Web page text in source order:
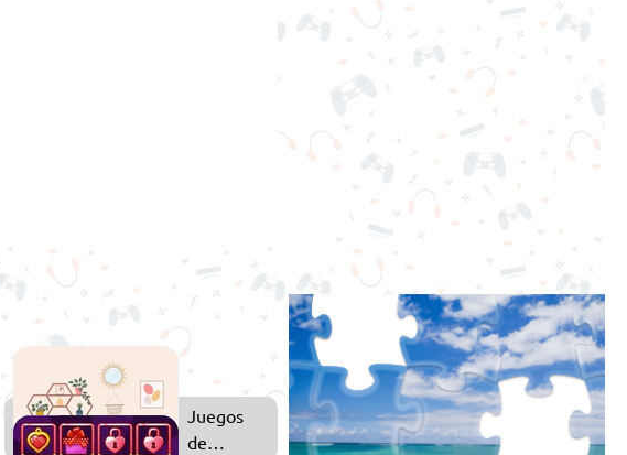
Juegos
de